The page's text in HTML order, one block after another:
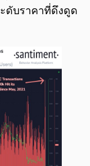
ะดับราคาที่ดึงดูด